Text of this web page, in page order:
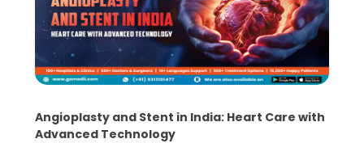
Angioplasty and Stent in India: Heart Care with
Advanced Technology